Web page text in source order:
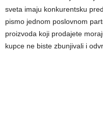
sveta imaju konkurentsku
pismo jednom poslovnom
proizvoda koji prodajete
kupce ne biste zbunjivali i